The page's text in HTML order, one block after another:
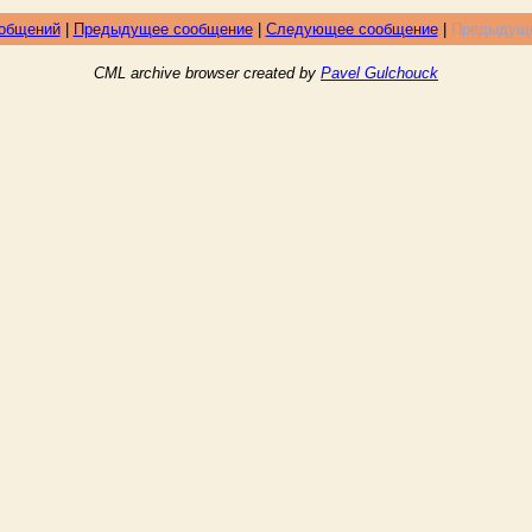
| Предыдущее сообщение| Следующее сообщение|
CML archive browser created by Pavel Gulchouck